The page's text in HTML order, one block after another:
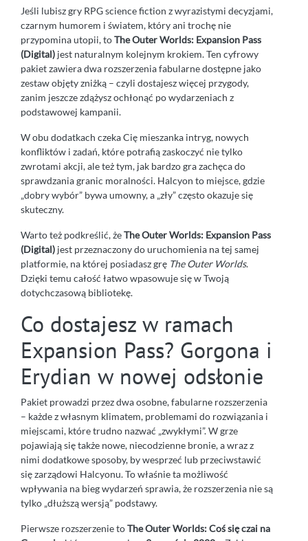
Jeśli lubisz gry RPG science fiction z wyrazistymi decyzjami,
czarnym humorem i światem, który ani trochę nie
przypomina utopii, toThe Outer Worlds: Expansion Pass
(Digital) jest naturalnym kolejnym krokiem. Ten cyfrowy
pakiet zawiera dwa rozszerzenia fabularne dostępne jako
zestaw objęty zniżką – czyli dostajesz więcej przygody,
zanim jeszcze zdążysz ochłonąć po wydarzeniach z
podstawowej kampanii.
W obu dodatkach czeka Cię mieszanka intryg, nowych
konfliktów i zadań, które potrafią zaskoczyć nie tylko
zwrotami akcji, ale też tym, jak bardzo gra zachęca do
sprawdzania granic moralności. Halcyon to miejsce, gdzie
„dobry wybór” bywa umowny, a „zły” często okazuje się
skuteczny.
Warto też podkreślić, żeThe Outer Worlds: Expansion Pass
(Digital) jest przeznaczony do uruchomienia na tej samej
platformie, na której posiadasz grę The Outer Worlds.
Dzięki temu całość łatwo wpasowuje się w Twoją
dotychczasową bibliotekę.
Co dostajesz w ramach
Expansion Pass? Gorgona i
Erydian w nowej odsłonie
Pakiet prowadzi przez dwa osobne, fabularne rozszerzenia
– każde z własnym klimatem, problemami do rozwiązania i
miejscami, które trudno nazwać „zwykłymi”. W grze
pojawiają się także nowe, niecodzienne bronie, a wraz z
nimi dodatkowe sposoby, by wesprzeć lub przeciwstawić
się zarządowi Halcyonu. To właśnie ta możliwość
wpływania na bieg wydarzeń sprawia, że rozszerzenia nie są
tylko „dłuższą wersją” podstawy.
Pierwsze rozszerzenie toThe Outer Worlds: Coś się czai na